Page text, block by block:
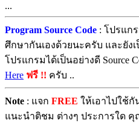
...
Program Source Code : โปรแก
ศึกษากันเองด้วยนะครับ และยัง
โปรแกรมได้เป็นอย่างดี Source
Here ฟรี !! ครับ ..
Note : แจก FREE ให้เอาไปใช้
แนะนำติชม ต่างๆ ประการใด